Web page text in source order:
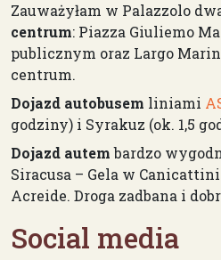
Zauważyłam w Palazzolo
centrum: Piazza Giuliemo
publicznym oraz Largo
centrum.
Dojazd autobusem liniami
godziny) i Syrakuz (ok. 1,5
Dojazd autembardzo
Siracusa – Gela w
Acreide. Droga zadbana i
Social media